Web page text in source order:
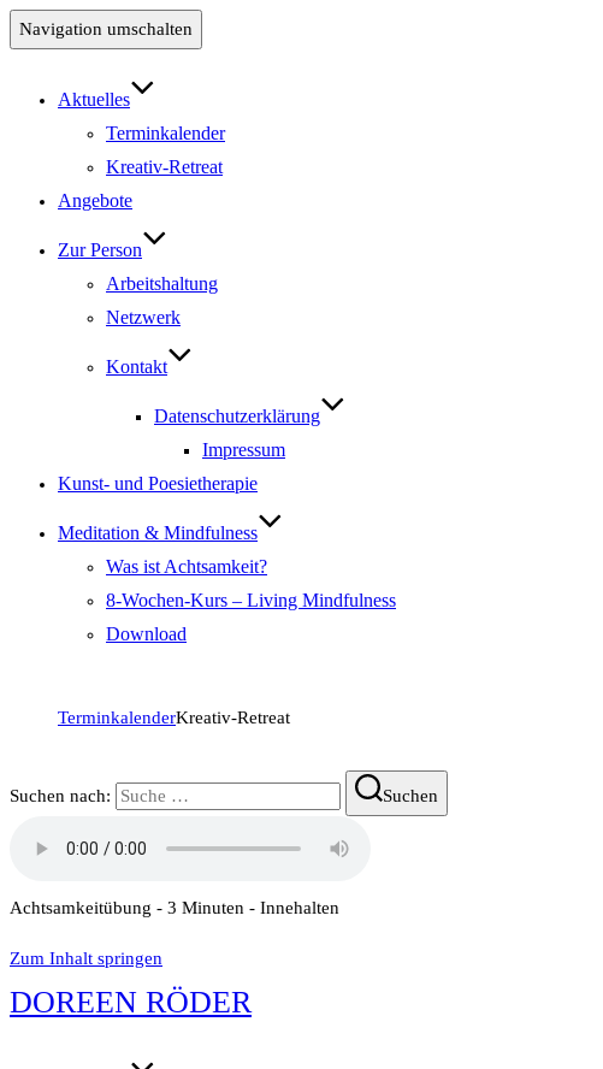
Navigation umschalten
Aktuelles
Terminkalender
Kreativ-Retreat
Angebote
Zur Person
Arbeitshaltung
Netzwerk
Kontakt
Datenschutzerklärung
Impressum
Kunst- und Poesietherapie
Meditation & Mindfulness
Was ist Achtsamkeit?
8-Wochen-Kurs – Living Mindfulness
Download
TerminkalenderKreativ-Retreat
Suchen nach: Suchen
Achtsamkeitübung - 3 Minuten - Innehalten
Zum Inhalt springen
DOREEN RÖDER